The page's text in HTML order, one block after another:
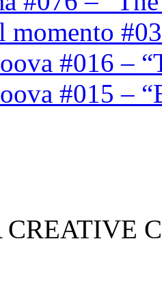
momento
#016 –
#015 –